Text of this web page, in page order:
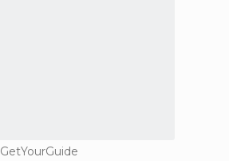
GetYourGuide